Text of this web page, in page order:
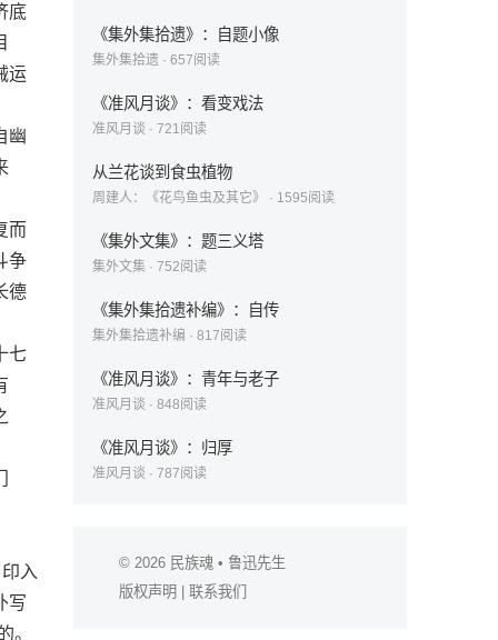
底
运
幽
而
争
德
七
入
写
。
《集外集拾遗》：自题小像
集外集拾遗 · 657阅读
《准风月谈》：看变戏法
准风月谈 · 721阅读
从兰花谈到食虫植物
周建人：《花鸟鱼虫及其它》 · 1595阅读
《集外文集》：题三义塔
集外文集 · 752阅读
《集外集拾遗补编》：自传
集外集拾遗补编 · 817阅读
《准风月谈》：青年与老子
准风月谈 · 848阅读
《准风月谈》：归厚
准风月谈 · 787阅读
© 2026 民族魂 • 鲁迅先生
版权声明
联系我们